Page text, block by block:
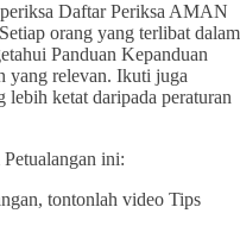
Daftar Periksa AMAN
orang yang terlibat dalam
Panduan Kepanduan
yang relevan. Ikuti juga
lebih ketat daripada peraturan
ini:
tontonlah video Tips